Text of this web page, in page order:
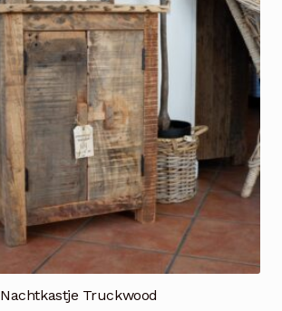
Nachtkastje Truckwood